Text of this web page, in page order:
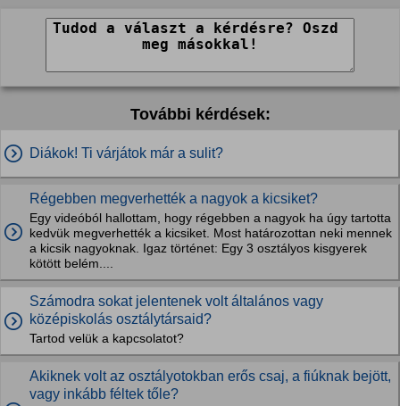
További kérdések:
Diákok! Ti várjátok már a sulit?
Régebben megverhették a nagyok a kicsiket?
Egy videóból hallottam, hogy régebben a nagyok ha úgy tartotta
kedvük megverhették a kicsiket. Most határozottan neki mennek
a kicsik nagyoknak. Igaz történet: Egy 3 osztályos kisgyerek
kötött belém....
Számodra sokat jelentenek volt általános vagy
középiskolás osztálytársaid?
Tartod velük a kapcsolatot?
Akiknek volt az osztályotokban erős csaj, a fiúknak bejött,
vagy inkább féltek tőle?